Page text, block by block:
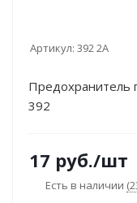
Артикул: 392 2А
Предохранитель
392
17 руб./шт
Есть в наличии